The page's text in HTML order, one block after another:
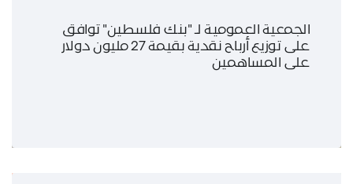
الجمعية العمومية لـ "بنك فلسطين" توافق
على توزيع أرباح نقدية بقيمة 27 مليون دولار
على المساهمين